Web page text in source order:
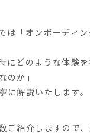
は「オンボーディ
にどのような体験
のか」
に解説いたします。
ご紹介しますので